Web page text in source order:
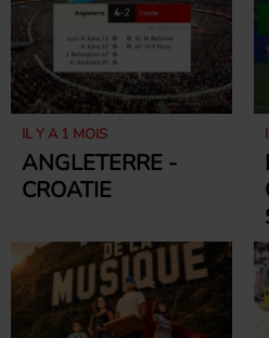
FAIRE UN GESTE
SOLIDAIRE"
IL Y A 1 MOIS
ANGLETERRE -
CROATIE